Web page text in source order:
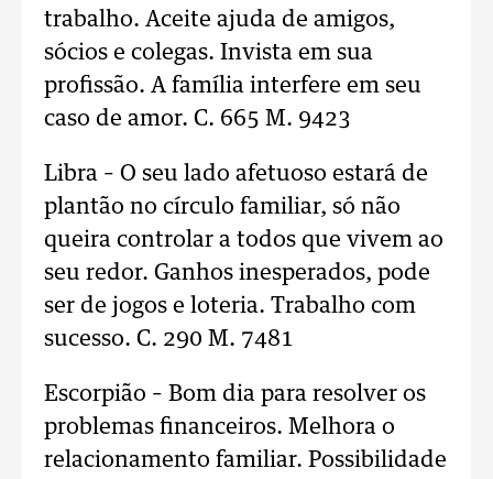
trabalho. Aceite ajuda de amigos,
sócios e colegas. Invista em sua
profissão. A família interfere em seu
caso de amor. C. 665 M. 9423
Libra – O seu lado afetuoso estará de
plantão no círculo familiar, só não
queira controlar a todos que vivem ao
seu redor. Ganhos inesperados, pode
ser de jogos e loteria. Trabalho com
sucesso. C. 290 M. 7481
Escorpião – Bom dia para resolver os
problemas financeiros. Melhora o
relacionamento familiar. Possibilidade